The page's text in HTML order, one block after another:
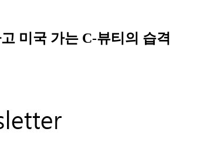
미국 가는 C-뷰티의 습격